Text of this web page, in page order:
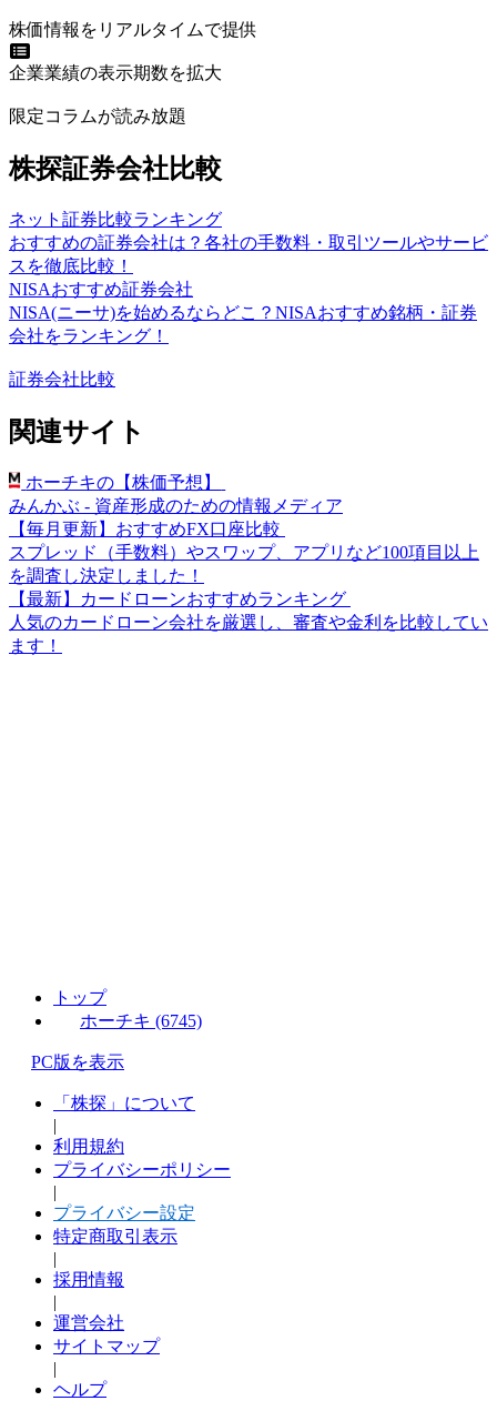
株価情報をリアルタイムで提供
企業業績の表示期数を拡大
限定コラムが読み放題
株探証券会社比較
ネット証券比較ランキング
おすすめの証券会社は？各社の手数料・取引ツールやサービ
スを徹底比較！
NISAおすすめ証券会社
NISA(ニーサ)を始めるならどこ？NISAおすすめ銘柄・証券
会社をランキング！
証券会社比較
関連サイト
ホーチキの【株価予想】
みんかぶ - 資産形成のための情報メディア
【毎月更新】おすすめFX口座比較
スプレッド（手数料）やスワップ、アプリなど100項目以上
を調査し決定しました！
【最新】カードローンおすすめランキング
人気のカードローン会社を厳選し、審査や金利を比較してい
ます！
トップ
ホーチキ (6745)
PC版を表示
「株探」について
|
利用規約
プライバシーポリシー
|
プライバシー設定
特定商取引表示
|
採用情報
|
運営会社
サイトマップ
|
ヘルプ